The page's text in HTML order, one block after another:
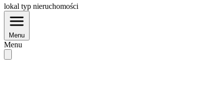
lokal typ nieruchomości
Menu
Menu